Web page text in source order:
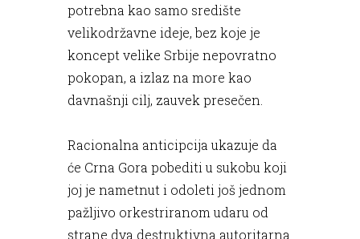
potrebna kao samo središte
velikodržavne ideje, bez koje je
koncept velike Srbije nepovratno
pokopan, a izlaz na more kao
davnašnji cilj, zauvek presečen.
Racionalna anticipcija ukazuje da
će Crna Gora pobediti u sukobu koji
joj je nametnut i odoleti još jednom
pažljivo orkestriranom udaru od
strane dva destruktivna autoritarna